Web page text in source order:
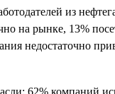
из
на рынке, 13%
недостаточно